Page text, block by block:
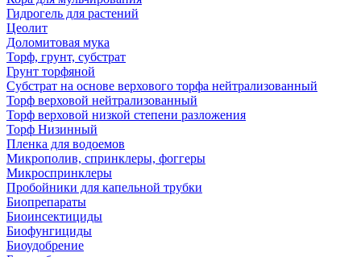
Гидрогель для растений
Цеолит
Доломитовая мука
Торф, грунт, субстрат
Грунт торфяной
Субстрат на основе верхового торфа нейтрализованный
Торф верховой нейтрализованный
Торф верховой низкой степени разложения
Торф Низинный
Пленка для водоемов
Микрополив, спринклеры, фоггеры
Микроспринклеры
Пробойники для капельной трубки
Биопрепараты
Биоинсектициды
Биофунгициды
Биоудобрение